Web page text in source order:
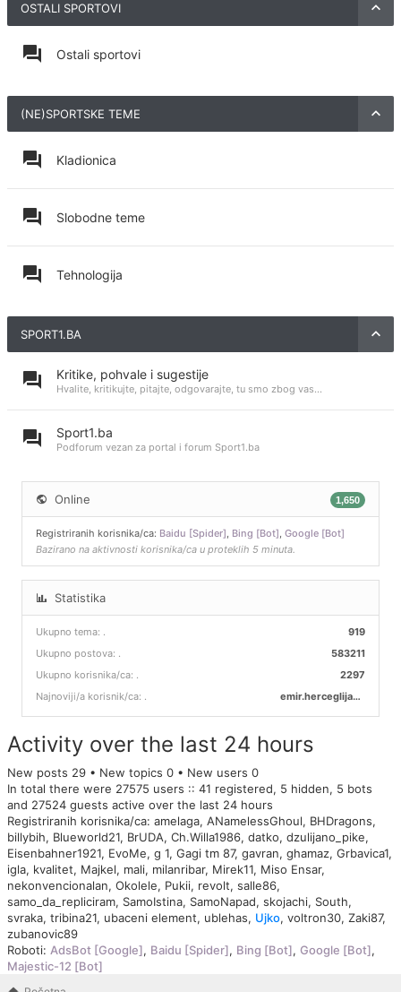
OSTALI SPORTOVI
Ostali sportovi
(NE)SPORTSKE TEME
Kladionica
Slobodne teme
Tehnologija
SPORT1.BA
Kritike, pohvale i sugestije
Hvalite, kritikujte, pitajte, odgovarajte, tu smo zbog vas...
Sport1.ba
Podforum vezan za portal i forum Sport1.ba
Online 1,650
Registriranih korisnika/ca: Baidu [Spider], Bing [Bot], Google [Bot]
Bazirano na aktivnosti korisnika/ca u proteklih 5 minuta.
Statistika
Ukupno tema: 919
.
Ukupno postova:
583211
.
Ukupno korisnika/ca:
2297
.
Najnoviji/a korisnik/ca:
emir.herceglija00
.
Activity over the last 24 hours
New posts 29 • New topics 0 • New users 0
In total there were 27575 users :: 41 registered, 5 hidden, 5 bots
and 27524 guests active over the last 24 hours
Registriranih korisnika/ca: amelaga, ANamelessGhoul, BHDragons,
billybih, Blueworld21, BrUDA, Ch.Willa1986, datko, dzulijano_pike,
Eisenbahner1921, EvoMe, g 1, Gagi tm 87, gavran, ghamaz, Grbavica1,
igla, kvalitet, Majkel, mali, milanribar, Mirek11, Miso Ensar,
nekonvencionalan, Okolele, Pukii, revolt, salle86,
samo_da_repliciram, SamoIstina, SamoNapad, skojachi, South,
svraka, tribina21, ubaceni element, ublehas, Ujko, voltron30, Zaki87,
zubanovic89
Roboti: AdsBot [Google], Baidu [Spider], Bing [Bot], Google [Bot],
Majestic-12 [Bot]